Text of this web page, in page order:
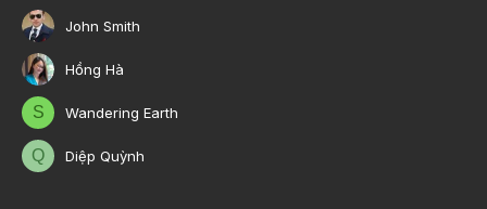
John Smith
Hồng Hà
S Wandering Earth
Q Diệp Quỳnh